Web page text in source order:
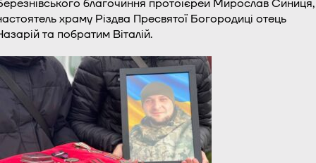
благочиння протоієрей Мирослав Синиця,
храму Різдва Пресвятої Богородиці отець
та побратим Віталій.